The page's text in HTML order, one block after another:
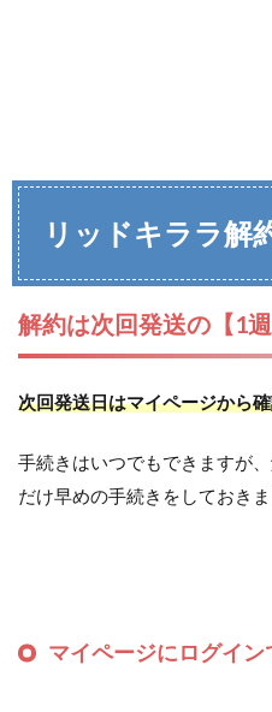
リッドキララ解
解約は次回発送の【1
次回発送日はマイページから
手続きはいつでもできますが
だけ早めの手続きをしておきま
マイページにログイン